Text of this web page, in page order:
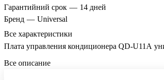
Гарантийний срок — 14 дней
Бренд — Universal
Все характеристики
Плата управления кондиционера QD-U11A
Все описание